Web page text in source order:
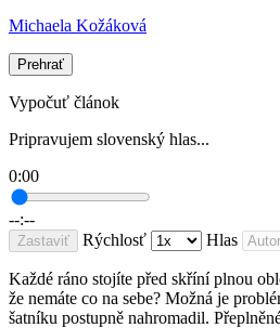
Michaela Kožáková
Prehrať
Vypočuť článok
Pripravujem slovenský hlas...
0:00
--:--
Zastaviť Rýchlosť Hlas
Každé ráno stojíte před skříní plnou
že nemáte co na sebe? Možná je
šatníku postupně nahromadil.